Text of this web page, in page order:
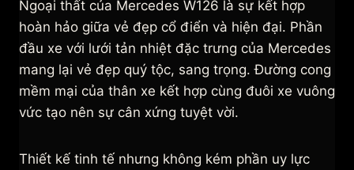
Ngoại thất của Mercedes W126 là sự kết hợp
hoàn hảo giữa vẻ đẹp cổ điển và hiện đại. Phần
đầu xe với lưới tản nhiệt đặc trưng của Mercedes
mang lại vẻ đẹp quý tộc, sang trọng. Đường cong
mềm mại của thân xe kết hợp cùng đuôi xe vuông
vức tạo nên sự cân xứng tuyệt vời.
Thiết kế tinh tế nhưng không kém phần uy lực